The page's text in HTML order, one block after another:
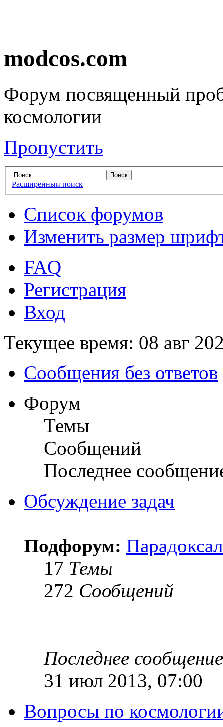
modcos.com
Форум посвященный
космологии
Пропустить
Расширенный поиск
Список форумов
Изменить размер
FAQ
Регистрация
Вход
Текущее время: 08 авг
Сообщения без ответов
Форум
Темы
Сообщений
Последнее
Обсуждение задач
Подфорум:
17 Темы
272 Сообщений
Последнее сообщение
31 июл 2013, 07:00
Вопросы по